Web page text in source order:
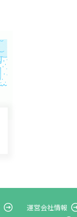
運営会社情報